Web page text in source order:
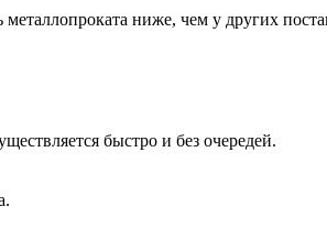
ниже, чем у других
быстро и без очередей.